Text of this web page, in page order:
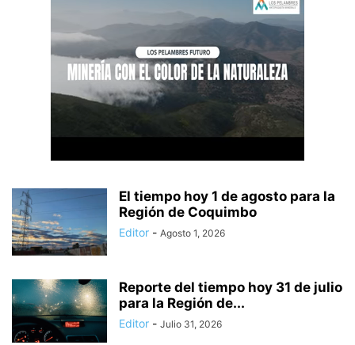
El tiempo hoy 1 de agosto para la
Región de Coquimbo
Editor - Agosto 1, 2026
Reporte del tiempo hoy 31 de julio
para la Región de...
Editor - Julio 31, 2026